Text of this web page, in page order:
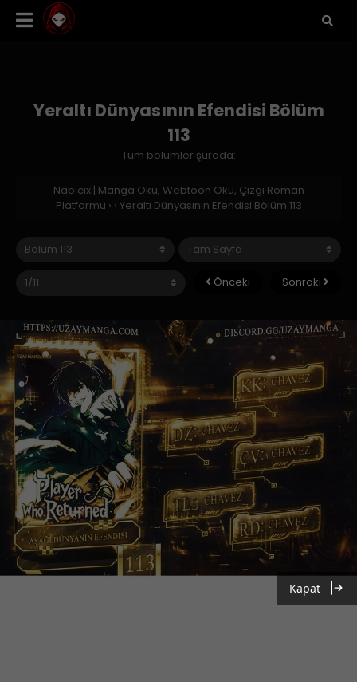
Yeraltı Dünyasının Efendisi Bölüm
113
Tüm bölümler şurada:
Nabicix | Manga Oku, Webtoon Oku, Çizgi Roman
Platformu › › Yeraltı Dünyasının Efendisi Bölüm 113
Önceki Sonraki
Kapat